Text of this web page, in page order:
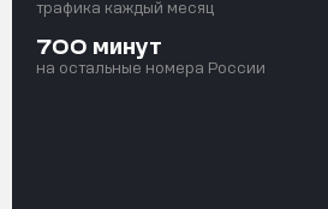
трафика каждый месяц
700 минут
на остальные номера России